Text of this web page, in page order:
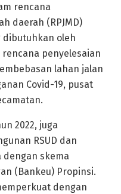
rencana
daerah (RPJMD)
dibutuhkan oleh
penyelesaian
lahan jalan
Covid-19, pusat
2022, juga
RSUD dan
skema
(Bankeu) Propinsi.
dengan